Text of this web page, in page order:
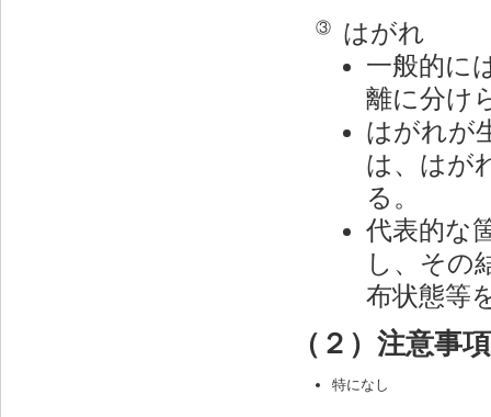
③
はがれ
一般的に
離に分け
はがれが
は、はが
る。
代表的な
し、その
布状態等
（２）注意事
特になし